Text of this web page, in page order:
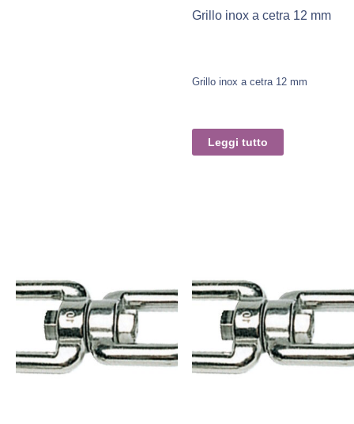
Grillo inox a cetra 12 mm
Grillo inox a cetra 12 mm
Leggi tutto